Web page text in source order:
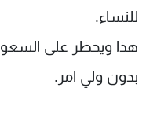
للنساء.
هذا ويحظر على
بدون ولي امر.